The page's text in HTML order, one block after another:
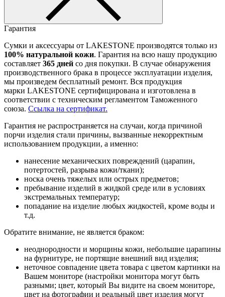
Гарантия
Сумки и аксессуары от LAKESTONE производятся только из
100% натуральной кожи. Гарантия на всю нашу продукцию
составляет 365 дней со дня покупки. В случае обнаружения
производственного брака в процессе эксплуатации изделия,
мы произведем бесплатный ремонт. Вся продукция
марки LAKESTONE сертифицирована и изготовлена в
соответствии с техническим регламентом Таможенного
союза. Ссылка на сертификат.
Гарантия не распространяется на случаи, когда причиной
порчи изделия стали причины, вызванные некорректным
использованием продукции, а именно:
нанесение механических повреждений (царапин,
потертостей, разрыва кожи/ткани);
носка очень тяжелых или острых предметов;
пребывание изделий в жидкой среде или в условиях
экстремальных температур;
попадание на изделие любых жидкостей, кроме воды и
т.д.
Обратите внимание, не является браком:
неоднородности и морщины кожи, небольшие царапины
на фурнитуре, не портящие внешний вид изделия;
неточное совпадение цвета товара с цветом картинки на
Вашем мониторе (настройки монитора могут быть
разными; цвет, который Вы видите на своем мониторе,
цвет на фотографии и реальный цвет изделия могут